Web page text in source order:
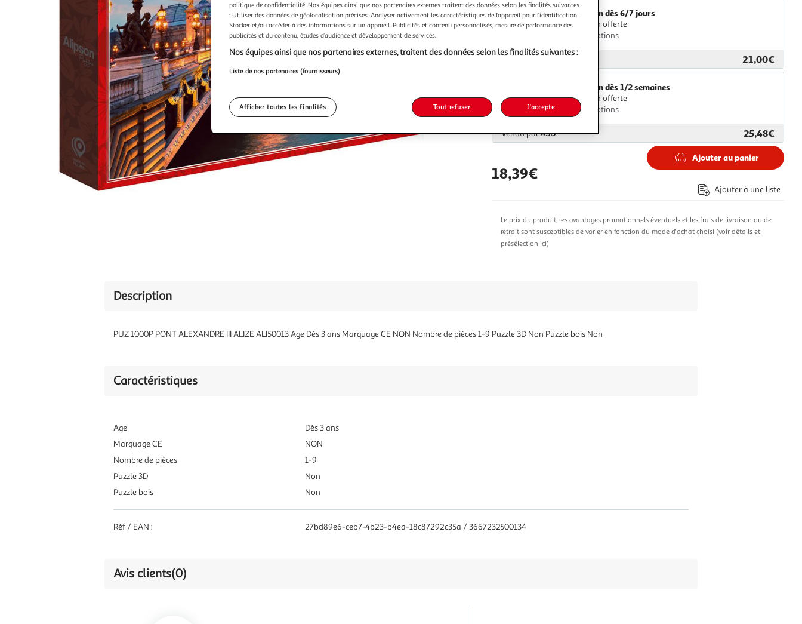
Livraison dès 6/7 jours
Livraison offerte
Plus d'options
21,00€
Livraison dès 1/2 semaines
Livraison offerte
Plus d'options
Vendu parASD 25,48€
18,39€
Ajouter au panier
Ajouter à une liste
Le prix du produit, les avantages promotionnels éventuels et les frais de livraison ou de
retrait sont susceptibles de varier en fonction du mode d'achat choisi (voir détails et
présélection ici)
Description
PUZ 1000P PONT ALEXANDRE III ALIZE ALI50013 Age Dès 3 ans Marquage CE NON Nombre de pièces 1-9 Puzzle 3D Non Puzzle bois Non
Caractéristiques
Age
Dès 3 ans
Marquage CE
NON
Nombre de pièces
1-9
Puzzle 3D
Non
Puzzle bois
Non
Réf / EAN : 27bd89e6-ceb7-4b23-b4ea-18c87292c35a / 3667232500134
Avis clients(0)
politique de confidentialité. Nos équipes ainsi que nos partenaires externes traitent des données selon les finalités suivantes
: Utiliser des données de géolocalisation précises. Analyser activement les caractéristiques de l’appareil pour l’identification.
Stocker et/ou accéder à des informations sur un appareil. Publicités et contenu personnalisés, mesure de performance des
publicités et du contenu, études d’audience et développement de services.
Nos équipes ainsi que nos partenaires externes, traitent des données selon les finalités suivantes :
Liste de nos partenaires (fournisseurs)
Afficher toutes les finalités Tout refuser J'accepte